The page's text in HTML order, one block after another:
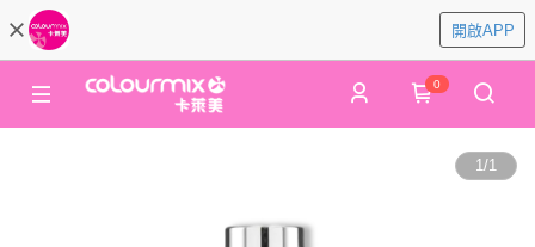
開啟APP
0
1/1